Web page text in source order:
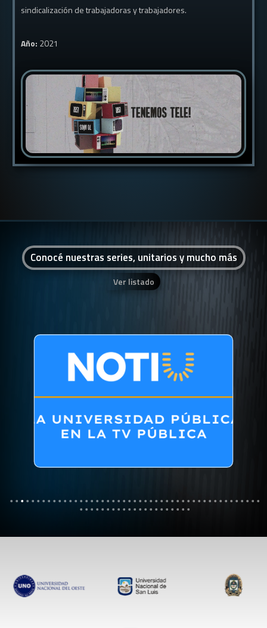
sindicalización de trabajadoras y trabajadores.
Año: 2021
Conocé nuestras series, unitarios y mucho más
Ver listado